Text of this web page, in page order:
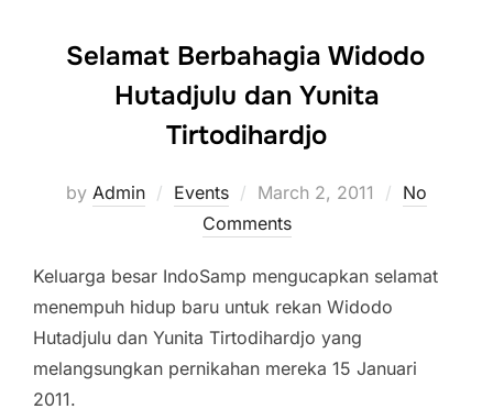
Selamat Berbahagia Widodo
Hutadjulu dan Yunita
Tirtodihardjo
by Admin Events
Posted
on
March 2, 2011
No
Comments
Keluarga besar IndoSamp mengucapkan selamat
menempuh hidup baru untuk rekan Widodo
Hutadjulu dan Yunita Tirtodihardjo yang
melangsungkan pernikahan mereka 15 Januari
2011.